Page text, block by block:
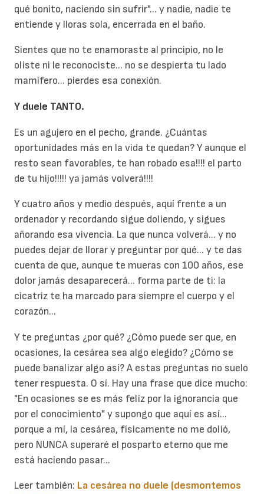
qué bonito, naciendo sin sufrir"... y nadie, nadie te
entiende y lloras sola, encerrada en el baño.
Sientes que no te enamoraste al principio, no le
oliste ni le reconociste... no se despierta tu lado
mamífero... pierdes esa conexión.
Y duele TANTO.
Es un agujero en el pecho, grande. ¿Cuántas
oportunidades más en la vida te quedan? Y aunque el
resto sean favorables, te han robado esa!!!! el parto
de tu hijo!!!!! ya jamás volverá!!!!
Y cuatro años y medio después, aquí frente a un
ordenador y recordando sigue doliendo, y sigues
añorando esa vivencia. La que nunca volverá... y no
puedes dejar de llorar y preguntar por qué... y te das
cuenta de que, aunque te mueras con 100 años, ese
dolor jamás desaparecerá... forma parte de ti: la
cicatriz te ha marcado para siempre el cuerpo y el
corazón...
Y te preguntas ¿por qué? ¿Cómo puede ser que, en
ocasiones, la cesárea sea algo elegido? ¿Cómo se
puede banalizar algo así? A estas preguntas no suelo
tener respuesta. O sí. Hay una frase que dice mucho:
"En ocasiones se es más feliz por la ignorancia que
por el conocimiento" y supongo que aquí es así...
porque a mí, la cesárea, físicamente no me dolió,
pero NUNCA superaré el posparto eterno que me
está haciendo pasar...
Leer también: La cesárea no duele (desmontemos